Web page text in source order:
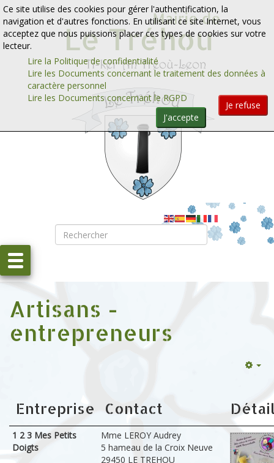
Aller au contenu Aller au menu
Rechercher
Artisans -
entrepreneurs
Entreprise Contact
1 2 3 Mes Petits
Doigts
Mme LEROY Audrey
5 hameau de la Croix Neuve
29450 LE TREHOU
Ce site utilise des cookies pour gérer l'authentification, la
navigation et d'autres fonctions. En utilisant ce site Internet, vous
acceptez que nous puissions placer ces types de cookies sur votre
lecteur.
Lire la Politique de confidentialité
Lire les Documents concernant le traitement des données à
caractère personnel
Lire les Documents concernant le RGPD
Je refuse
J'accepte